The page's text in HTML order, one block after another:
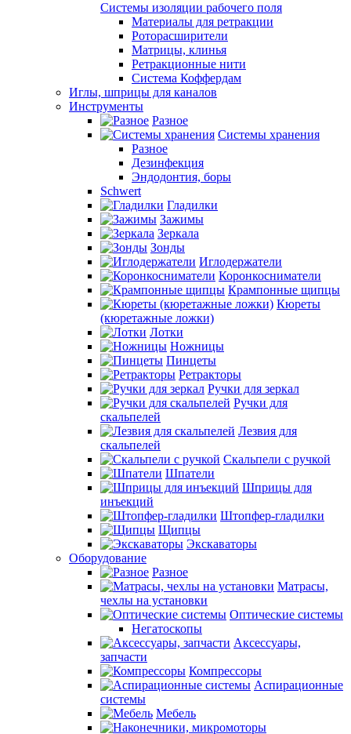
Системы изоляции рабочего поля
Материалы для ретракции
Роторасширители
Матрицы, клинья
Ретракционные нити
Система Коффердам
Иглы, шприцы для каналов
Инструменты
Разное
Системы хранения
Разное
Дезинфекция
Эндодонтия, боры
Schwert
Гладилки
Зажимы
Зеркала
Зонды
Иглодержатели
Коронкосниматели
Крампонные щипцы
Кюреты
(кюретажные ложки)
Лотки
Ножницы
Пинцеты
Ретракторы
Ручки для зеркал
Ручки для
скальпелей
Лезвия для
скальпелей
Скальпели с ручкой
Шпатели
Шприцы для
инъекций
Штопфер-гладилки
Щипцы
Экскаваторы
Оборудование
Разное
Матрасы,
чехлы на установки
Оптические системы
Негатоскопы
Аксессуары,
запчасти
Компрессоры
Аспирационные
системы
Мебель